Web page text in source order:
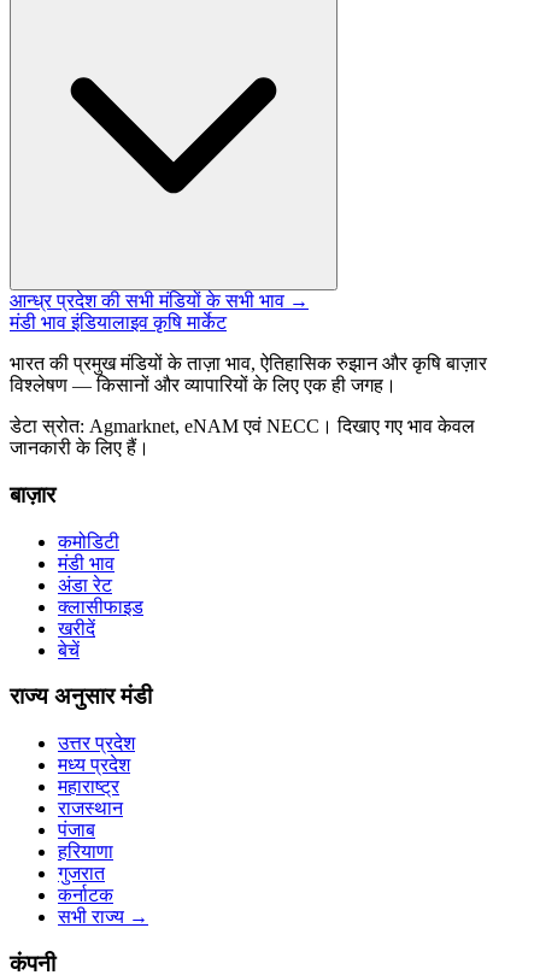
आन्ध्र प्रदेश की सभी मंडियों के सभी भाव →
मंडी भाव इंडियालाइव कृषि मार्केट
भारत की प्रमुख मंडियों के ताज़ा भाव, ऐतिहासिक रुझान और कृषि बाज़ार
विश्लेषण — किसानों और व्यापारियों के लिए एक ही जगह।
डेटा स्रोत: Agmarknet, eNAM एवं NECC। दिखाए गए भाव केवल
जानकारी के लिए हैं।
बाज़ार
कमोडिटी
मंडी भाव
अंडा रेट
क्लासीफाइड
खरीदें
बेचें
राज्य अनुसार मंडी
उत्तर प्रदेश
मध्य प्रदेश
महाराष्ट्र
राजस्थान
पंजाब
हरियाणा
गुजरात
कर्नाटक
सभी राज्य →
कंपनी